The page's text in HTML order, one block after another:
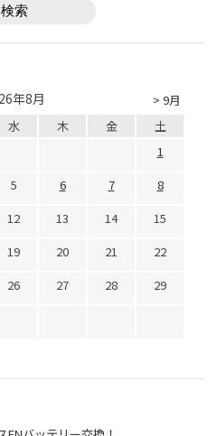
> 9月
年8月
水 木 金
土
1
5 6 7
8
12 13 14
15
19 20 21
22
26 27 28
29